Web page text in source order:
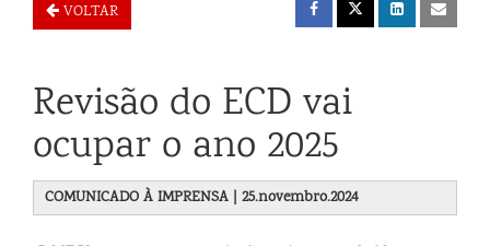
VOLTAR
Revisão do ECD vai
ocupar o ano 2025
COMUNICADO À IMPRENSA | 25.novembro.2024